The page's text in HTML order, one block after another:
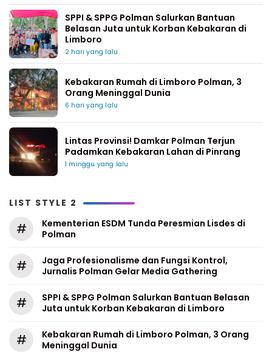
SPPI & SPPG Polman Salurkan Bantuan
Belasan Juta untuk Korban Kebakaran di
Limboro
2 hari yang lalu
Kebakaran Rumah di Limboro Polman, 3
Orang Meninggal Dunia
6 hari yang lalu
Lintas Provinsi! Damkar Polman Terjun
Padamkan Kebakaran Lahan di Pinrang
1 minggu yang lalu
LIST STYLE 2
#
Kementerian ESDM Tunda Peresmian Lisdes di
Polman
#
Jaga Profesionalisme dan Fungsi Kontrol,
Jurnalis Polman Gelar Media Gathering
#
SPPI & SPPG Polman Salurkan Bantuan Belasan
Juta untuk Korban Kebakaran di Limboro
#
Kebakaran Rumah di Limboro Polman, 3 Orang
Meninggal Dunia